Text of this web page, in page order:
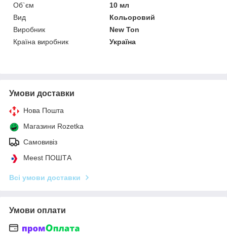
Об`єм
10 мл
Вид
Кольоровий
Виробник
New Ton
Країна виробник
Україна
Умови доставки
Нова Пошта
Магазини Rozetka
Самовивіз
Meest ПОШТА
Всі умови доставки
Умови оплати